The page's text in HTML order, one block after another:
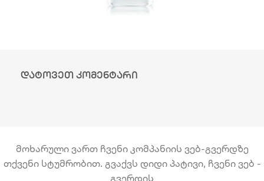
დატოვეთ კომენტარი
მოხარული ვართ ჩვენი კომპანიის ვებ-გვერდზე
თქვენი სტუმრობით. გვაქვს დიდი პატივი, ჩვენი ვებ -
გვერდის